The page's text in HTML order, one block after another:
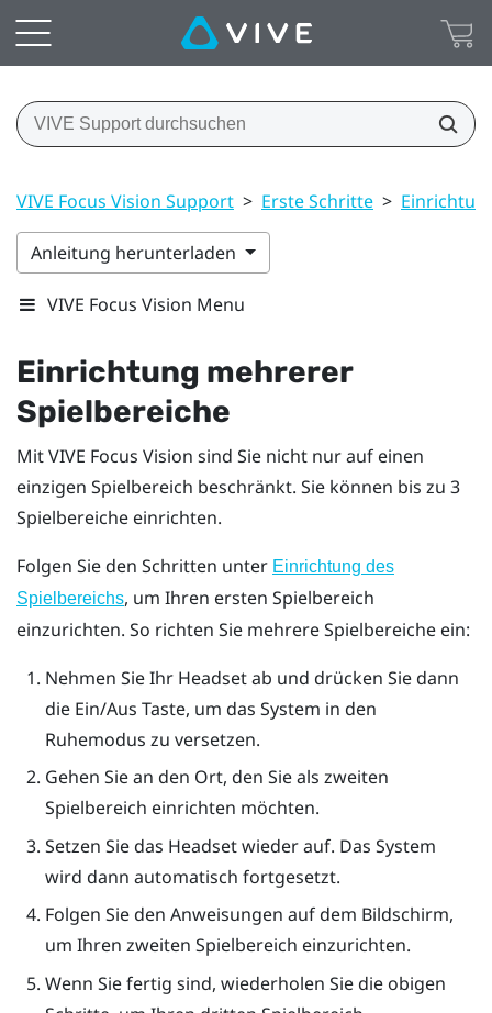
VIVE Focus Vision Support > Erste Schritte >
Anleitung herunterladen
VIVE Focus Vision Menu
Einrichtung mehrerer
Spielbereiche
MitVIVE Focus Vision sind Sie nicht nur auf einen
einzigen Spielbereich beschränkt. Sie können bis zu 3
Spielbereiche einrichten.
Folgen Sie den Schritten unter Einrichtung des
Spielbereichs, um Ihren ersten Spielbereich
einzurichten. So richten Sie mehrere Spielbereiche ein:
Nehmen Sie Ihr Headset ab und drücken Sie dann
die Ein/Aus Taste, um das System in den
Ruhemodus zu versetzen.
Gehen Sie an den Ort, den Sie als zweiten
Spielbereich einrichten möchten.
Setzen Sie das Headset wieder auf. Das System
wird dann automatisch fortgesetzt.
Folgen Sie den Anweisungen auf dem Bildschirm,
um Ihren zweiten Spielbereich einzurichten.
Wenn Sie fertig sind, wiederholen Sie die obigen